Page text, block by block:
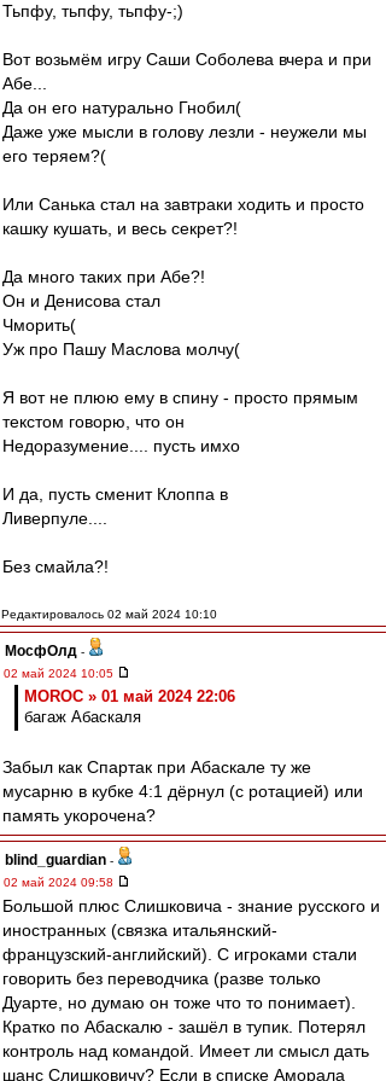
Тьпфу, тьпфу, тьпфу-;)
Вот возьмём игру Саши Соболева вчера и при
Абе...
Да он его натурально Гнобил(
Даже уже мысли в голову лезли - неужели мы
его теряем?(
Или Санька стал на завтраки ходить и просто
кашку кушать, и весь секрет?!
Да много таких при Абе?!
Он и Денисова стал
Чморить(
Уж про Пашу Маслова молчу(
Я вот не плюю ему в спину - просто прямым
текстом говорю, что он
Недоразумение.... пусть имхо
И да, пусть сменит Клоппа в
Ливерпуле....
Без смайла?!
Редактировалось 02 май 2024 10:10
МосфОлд -
02 май 2024 10:05
MOROC » 01 май 2024 22:06
багаж Абаскаля
Забыл как Спартак при Абаскале ту же
мусарню в кубке 4:1 дёрнул (с ротацией) или
память укорочена?
blind_guardian -
02 май 2024 09:58
Большой плюс Слишковича - знание русского и
иностранных (связка итальянский-
французский-английский). С игроками стали
говорить без переводчика (разве только
Дуарте, но думаю он тоже что то понимает).
Кратко по Абаскалю - зашёл в тупик. Потерял
контроль над командой. Имеет ли смысл дать
шанс Слишковичу? Если в списке Аморала